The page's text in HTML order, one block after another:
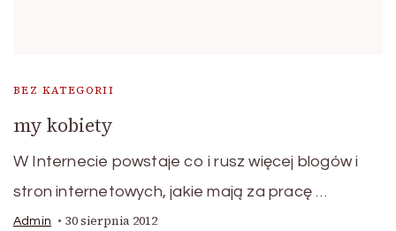
BEZ KATEGORII
my kobiety
W Internecie powstaje co i rusz więcej blogów i
stron internetowych, jakie mają za pracę …
Admin 30 sierpnia 2012